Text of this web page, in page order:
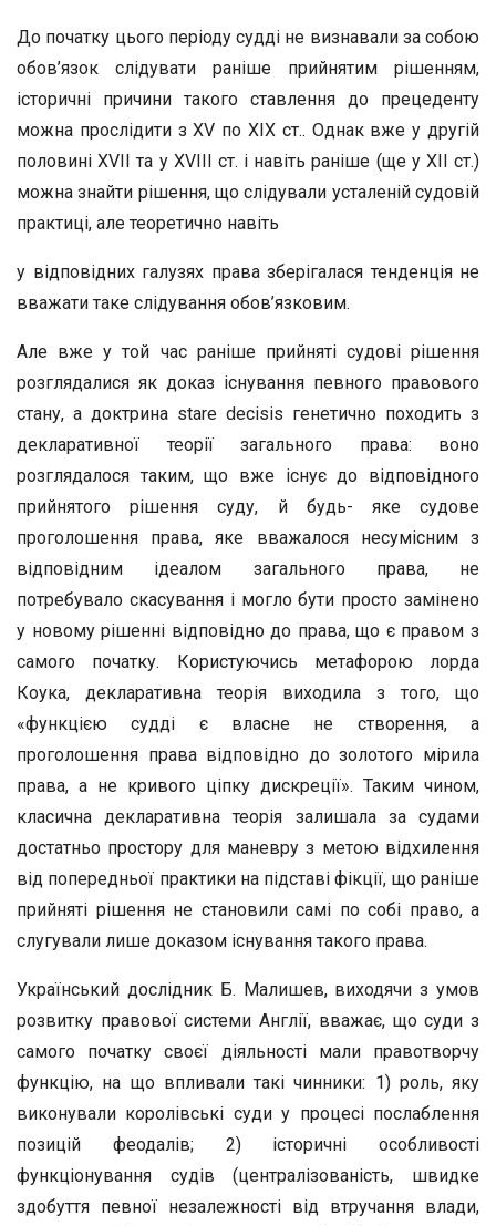
До початку цього періоду судді не визнавали за собою
обов’язок слідувати раніше прийнятим рішенням,
історичні причини такого ставлення до прецеденту
можна прослідити з XV по ХІХ ст.. Однак вже у другій
половині XVII та у XVIII ст. і навіть раніше (ще у ХІІ ст.)
можна знайти рішення, що слідували усталеній судовій
практиці, але теоретично навіть
у відповідних галузях права зберігалася тенденція не
вважати таке слідування обов’язковим.
Але вже у той час раніше прийняті судові рішення
розглядалися як доказ існування певного правового
стану, а доктрина stare decisis генетично походить з
декларативної теорії загального права: воно
розглядалося таким, що вже існує до відповідного
прийнятого рішення суду, й будь- яке судове
проголошення права, яке вважалося несумісним з
відповідним ідеалом загального права, не
потребувало скасування і могло бути просто замінено
у новому рішенні відповідно до права, що є правом з
самого початку. Користуючись метафорою лорда
Коука, декларативна теорія виходила з того, що
«функцією судді є власне не створення, а
проголошення права відповідно до золотого мірила
права, а не кривого ціпку дискреції». Таким чином,
класична декларативна теорія залишала за судами
достатньо простору для маневру з метою відхилення
від попередньої практики на підставі фікції, що раніше
прийняті рішення не становили самі по собі право, а
слугували лише доказом існування такого права.
Український дослідник Б. Малишев, виходячи з умов
розвитку правової системи Англії, вважає, що суди з
самого початку своєї діяльності мали правотворчу
функцію, на що впливали такі чинники: 1) роль, яку
виконували королівські суди у процесі послаблення
позицій феодалів; 2) історичні особливості
функціонування судів (централізованість, швидке
здобуття певної незалежності від втручання влади,